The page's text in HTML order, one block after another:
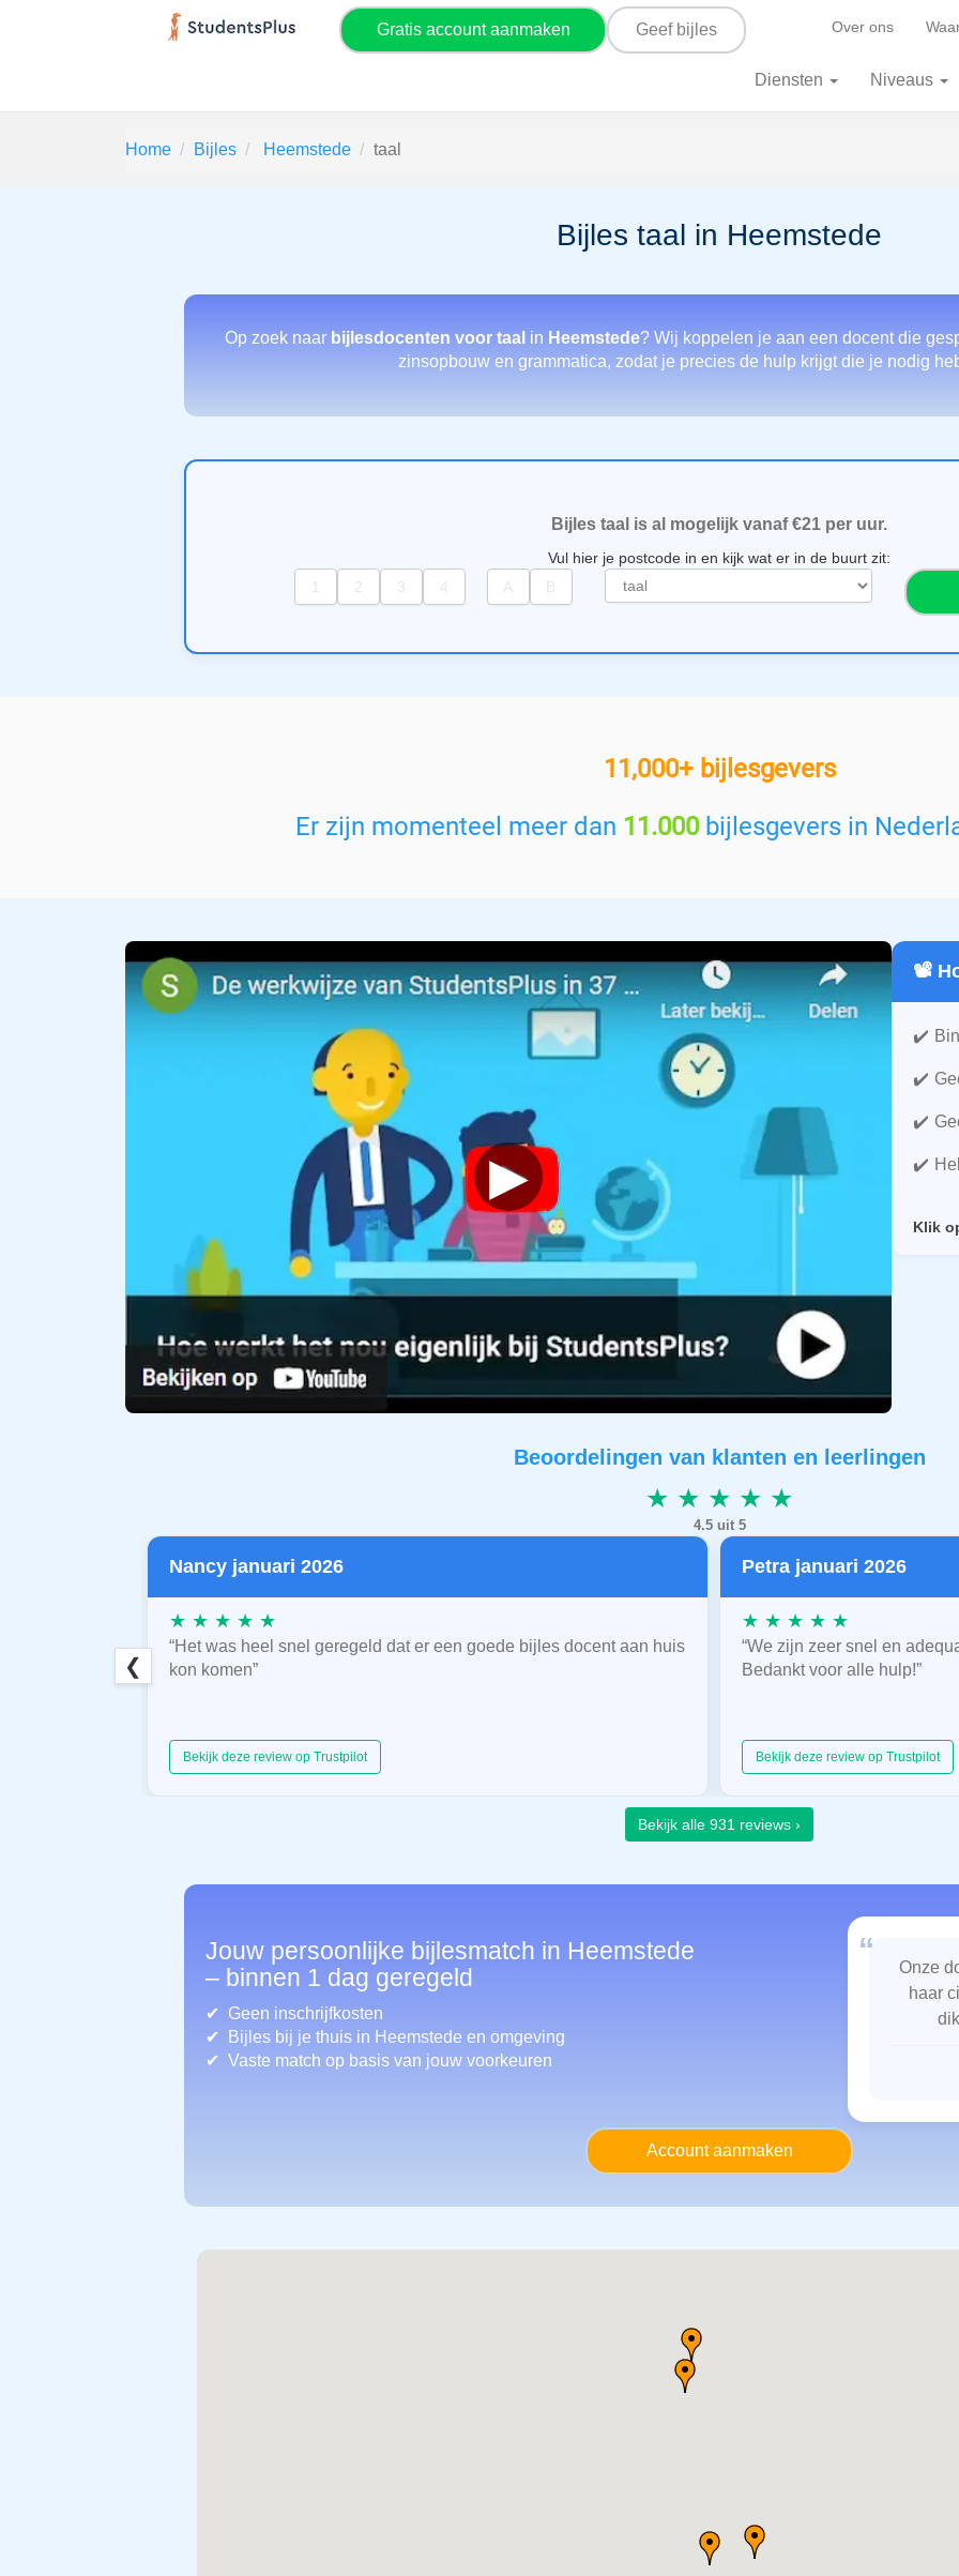
Gratis account aanmaken Geef bijles Over ons
Diensten Niveaus
Home Bijles Heemstede taal
Bijles taal in Heemstede
Op zoek naar bijlesdocenten voor taal in Heemstede? Wij koppelen je aan een docent die
zinsopbouw en grammatica, zodat je precies de hulp krijgt die je nodig
Bijles taal is al mogelijk vanaf €21 per uur.
Vul hier je postcode in en kijk wat er in de buurt zit:
e
e
n
11,000+ bijlesgevers
Er zijn momenteel meer dan 11.000bijlesgevers in
▶
📽️
Klik
Beoordelingen van klanten en leerlingen
★ ★ ★ ★ ★
4.5 uit 5
Nancy januari 2026
★ ★ ★ ★ ★
“Het was heel snel geregeld dat er een goede bijles docent aan huis
kon komen”
Bekijk deze review op Trustpilot
Petra januari 2026
★ ★ ★ ★ ★
“We zijn zeer snel en
Bedankt voor alle hulp!”
Bekijk deze review op Trustpilot
❮
Bekijk alle 931 reviews ›
Jouw persoonlijke bijlesmatch in Heemstede
– binnen 1 dag geregeld
Geen inschrijfkosten
Bijles bij je thuis in Heemstede en omgeving
Vaste match op basis van jouw voorkeuren
“
Onze
haar
Account aanmaken